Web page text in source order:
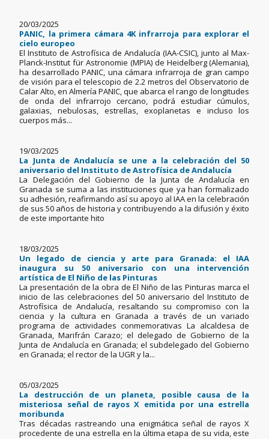
20/03/2025
PANIC, la primera cámara 4K infrarroja para explorar el
cielo europeo
El Instituto de Astrofísica de Andalucía (IAA-CSIC), junto al Max-
Planck-Institut für Astronomie (MPIA) de Heidelberg (Alemania),
ha desarrollado PANIC, una cámara infrarroja de gran campo
de visión para el telescopio de 2.2 metros del Observatorio de
Calar Alto, en Almería PANIC, que abarca el rango de longitudes
de onda del infrarrojo cercano, podrá estudiar cúmulos,
galaxias, nebulosas, estrellas, exoplanetas e incluso los
cuerpos más...
19/03/2025
La Junta de Andalucía se une a la celebración del 50
aniversario del Instituto de Astrofísica de Andalucía
La Delegación del Gobierno de la Junta de Andalucía en
Granada se suma a las instituciones que ya han formalizado
su adhesión, reafirmando así su apoyo al IAA en la celebración
de sus 50 años de historia y contribuyendo a la difusión y éxito
de este importante hito
18/03/2025
Un legado de ciencia y arte para Granada: el IAA
inaugura su 50 aniversario con una intervención
artística de El Niño de las Pinturas
La presentación de la obra de El Niño de las Pinturas marca el
inicio de las celebraciones del 50 aniversario del Instituto de
Astrofísica de Andalucía, resaltando su compromiso con la
ciencia y la cultura en Granada a través de un variado
programa de actividades conmemorativas La alcaldesa de
Granada, Marifrán Carazo; el delegado de Gobierno de la
Junta de Andalucía en Granada; el subdelegado del Gobierno
en Granada; el rector de la UGR y la...
05/03/2025
La destrucción de un planeta, posible causa de la
misteriosa señal de rayos X emitida por una estrella
moribunda
Tras décadas rastreando una enigmática señal de rayos X
procedente de una estrella en la última etapa de su vida, este